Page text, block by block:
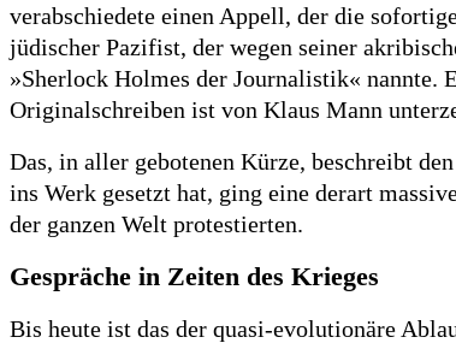
verabschiedete einen Appell, der die
jüdischer Pazifist, der wegen seiner
»Sherlock Holmes der Journalistik« nannte.
Originalschreiben ist von Klaus Mann
Das, in aller gebotenen Kürze, beschreibt
ins Werk gesetzt hat, ging eine derart
der ganzen Welt protestierten.
Gespräche in Zeiten des Krieges
Bis heute ist das der quasi-evolutionäre